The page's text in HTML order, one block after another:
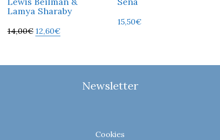
Lamya Sharaby
14,00€ 12,60€
15,50€
Newsletter
Cookies